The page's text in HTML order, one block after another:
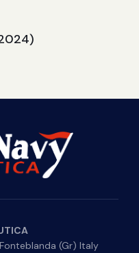
(Gr) Italy